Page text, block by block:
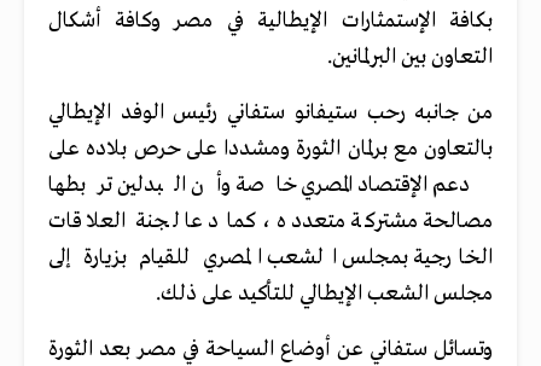
بكافة الإستمثارات الإيطالية في مصر وكافة أشكال
التعاون بين البرلمانين.
من جانبه رحب ستيفانو ستفاني رئيس الوفد الإيطالي
بالتعاون مع برلمان الثورة ومشددا على حرص بلاده على
دعم الإقتصاد المصري خاصة وأن البدلين تربطها
مصالحة مشتركة متعدده ، كما دعا لجنة العلاقات
الخارجية بمجلس الشعب المصري للقيام بزيارة إلى
مجلس الشعب الإيطالي للتأكيد على ذلك.
وتسائل ستفاني عن أوضاع السياحة في مصر بعد الثورة